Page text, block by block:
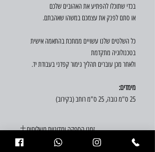
בכדי שתוכלו להפתיע את האהובים שלכם
או סתם לפנק את עצמכם במשהו שאהבתם.
כל השלטים שלנו עשויים ממתכת בהתאמה אישית
בטכנולוגיה מתקדמת
ולאחר מכן עוברים תהליך גימור קפדני בעבודת יד.
מימדים:
25 ס"מ גובה, 25 ס"מ רוחב (בקירוב)
זמני הספקה ומדיניות משלוחים
זמן ההספקה הוא עד 21 ימי עסקים מיום ההזמנה.